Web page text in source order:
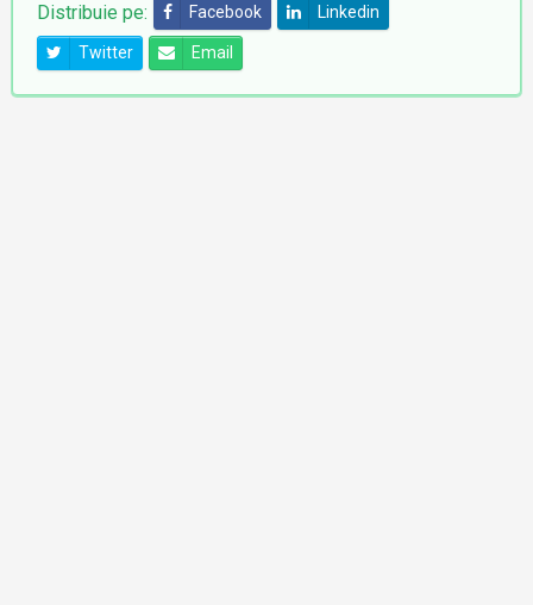
Distribuie pe: Facebook Linkedin
Twitter Email